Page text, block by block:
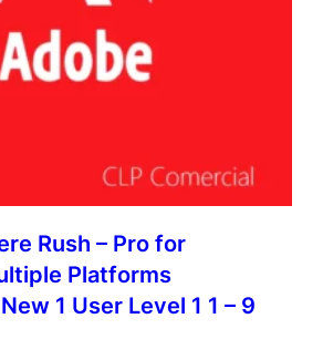
Rush – Pro for
Platforms
1 User Level 1 1 – 9